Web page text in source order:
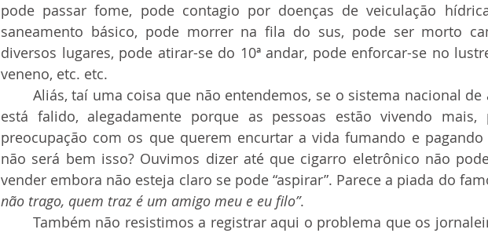
pode passar fome, pode contagio por doenças de veiculação
saneamento básico, pode morrer na fila do sus, pode ser morto
diversos lugares, pode atirar-se do 10ª andar, pode enforcar-se no
veneno, etc. etc.
está falido, alegadamente porque as pessoas estão vivendo mais,
preocupação com os que querem encurtar a vida fumando e pagando
não será bem isso? Ouvimos dizer até que cigarro eletrônico não
vender embora não esteja claro se pode “aspirar”. Parece a piada do
não trago, quem traz é um amigo meu e eu filo”.